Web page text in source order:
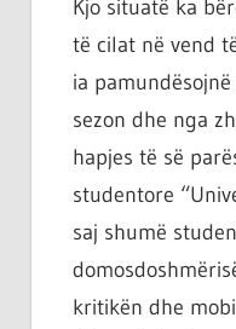
Kjo situatë ka
të cilat në vend
ia
sezon dhe nga
hapjes të së
studentore
saj shumë
kritikën dhe